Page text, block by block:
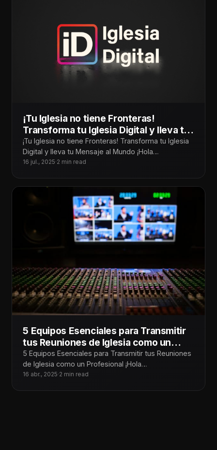
¡Tu Iglesia no tiene Fronteras!
Transforma tu Iglesia Digital y lleva tu
Mensaje al Mundo
¡Tu Iglesia no tiene Fronteras! Transforma tu Iglesia
Digital y lleva tu Mensaje al Mundo ¡Hola
Tecnoiglesiólogos! Hoy más que
16 jul., 2025·2 min read
5 Equipos Esenciales para Transmitir
tus Reuniones de Iglesia como un
Profesional
5 Equipos Esenciales para Transmitir tus Reuniones
de Iglesia como un Profesional ¡Hola
Tecnoiglesiólogos! Transmitir los servicios de la
16 abr., 2025·2 min read